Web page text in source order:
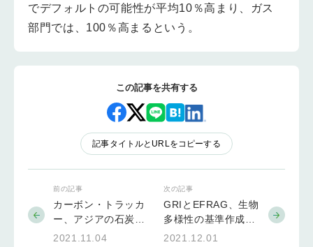
でデフォルトの可能性が平均10％高まり、ガス
部門では、100％高まるという。
この記事を共有する
記事タイトルとURLをコピーする
前の記事
カーボン・トラッカ
ー、アジアの石炭火
力の座礁資産化リス
2021.11.04
次の記事
GRIとEFRAG、生物
多様性の基準作成に
関して協働
2021.12.01